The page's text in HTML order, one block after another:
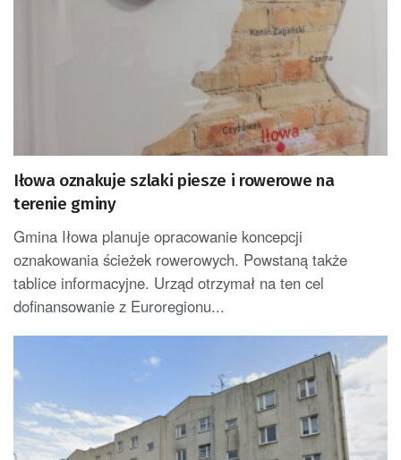
Iłowa oznakuje szlaki piesze i rowerowe na
terenie gminy
Gmina Iłowa planuje opracowanie koncepcji
oznakowania ścieżek rowerowych. Powstaną także
tablice informacyjne. Urząd otrzymał na ten cel
dofinansowanie z Euroregionu...